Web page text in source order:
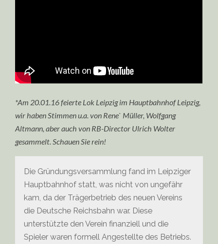
*Am 20.01.16 feierte Lok Leipzig im Hauptbahnhof Leipzig,
wir haben Stimmen u.a. von Rene` Müller, Wolfgang
Altmann, aber auch von RB-Director Ulrich Wolter
gesammelt. Schauen Sie rein!
Die Gründungsversammlung fand im Leipziger
Hauptbahnhof statt, was nicht von ungefähr
kam, da der Trägerbetrieb des neuen Vereins
die Deutsche Reichsbahn war. Diese
unterstützte den Verein finanziell und die
Spieler waren formell Angestellte des Betriebs.